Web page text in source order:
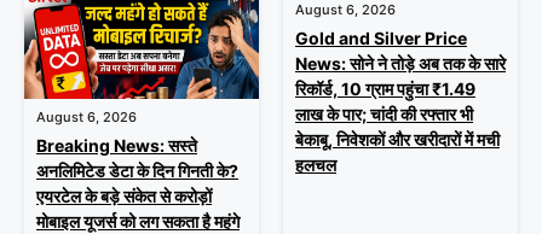
August 6, 2026
Breaking News: सस्ते
अनलिमिटेड डेटा के दिन गिनती के?
एयरटेल के बड़े संकेत से करोड़ों
मोबाइल यूजर्स को लग सकता है महंगे
August 6, 2026
Gold and Silver Price
News: सोने ने तोड़े अब तक के सारे
रिकॉर्ड, 10 ग्राम पहुंचा ₹1.49
लाख के पार; चांदी की रफ्तार भी
बेकाबू, निवेशकों और खरीदारों में मची
हलचल